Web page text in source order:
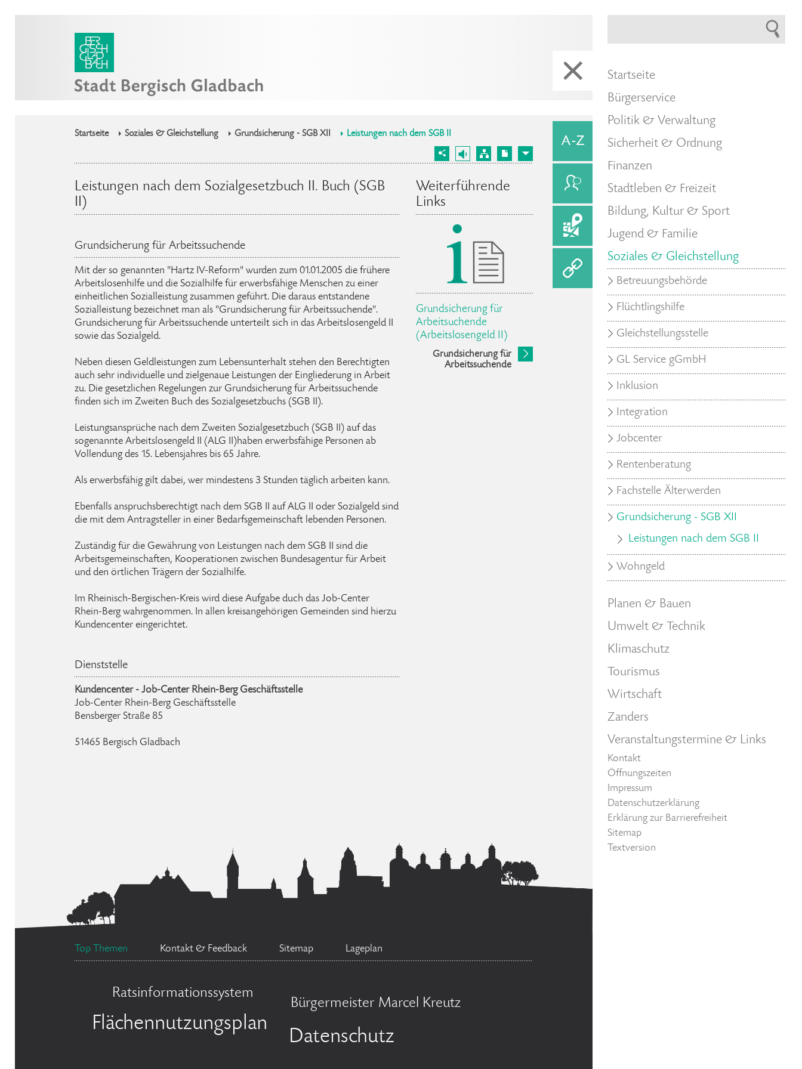
Startseite Soziales & Gleichstellung Grundsicherung - SGB XII Leistungen nach dem SGB II
Leistungen nach dem Sozialgesetzbuch II. Buch (SGB
II)
Grundsicherung für Arbeitssuchende
Mit der so genannten "Hartz IV-Reform" wurden zum 01.01.2005 die frühere
Arbeitslosenhilfe und die Sozialhilfe für erwerbsfähige Menschen zu einer
einheitlichen Sozialleistung zusammen geführt. Die daraus entstandene
Sozialleistung bezeichnet man als "Grundsicherung für Arbeitssuchende".
Grundsicherung für Arbeitssuchende unterteilt sich in das Arbeitslosengeld II
sowie das Sozialgeld.
Neben diesen Geldleistungen zum Lebensunterhalt stehen den Berechtigten
auch sehr individuelle und zielgenaue Leistungen der Eingliederung in Arbeit
zu. Die gesetzlichen Regelungen zur Grundsicherung für Arbeitssuchende
finden sich im Zweiten Buch des Sozialgesetzbuchs (SGB II).
Leistungsansprüche nach dem Zweiten Sozialgesetzbuch (SGB II) auf das
sogenannte Arbeitslosengeld II (ALG II)haben erwerbsfähige Personen ab
Vollendung des 15. Lebensjahres bis 65 Jahre.
Als erwerbsfähig gilt dabei, wer mindestens 3 Stunden täglich arbeiten kann.
Ebenfalls anspruchsberechtigt nach dem SGB II auf ALG II oder Sozialgeld sind
die mit dem Antragsteller in einer Bedarfsgemeinschaft lebenden Personen.
Zuständig für die Gewährung von Leistungen nach dem SGB II sind die
Arbeitsgemeinschaften, Kooperationen zwischen Bundesagentur für Arbeit
und den örtlichen Trägern der Sozialhilfe.
Im Rheinisch-Bergischen-Kreis wird diese Aufgabe duch das Job-Center
Rhein-Berg wahrgenommen. In allen kreisangehörigen Gemeinden sind hierzu
Kundencenter eingerichtet.
Dienststelle
Kundencenter - Job-Center Rhein-Berg Geschäftsstelle
Job-Center Rhein-Berg Geschäftsstelle
Bensberger Straße 85
51465 Bergisch Gladbach
Weiterführende
Links
Grundsicherung für
Arbeitsuchende
(Arbeitslosengeld II)
Grundsicherung für
Arbeitssuchende
Top Themen Kontakt & Feedback Sitemap Lageplan
Ratsinformationssystem
Bürgermeister Marcel Kreutz
Flächennutzungsplan
Datenschutz
Startseite
Bürgerservice
Politik & Verwaltung
Sicherheit & Ordnung
Finanzen
Stadtleben & Freizeit
Bildung, Kultur & Sport
Jugend & Familie
Soziales & Gleichstellung
Betreuungsbehörde
Flüchtlingshilfe
Gleichstellungsstelle
GL Service gGmbH
Inklusion
Integration
Jobcenter
Rentenberatung
Fachstelle Älterwerden
Grundsicherung - SGB XII
Leistungen nach dem SGB II
Wohngeld
Planen & Bauen
Umwelt & Technik
Klimaschutz
Tourismus
Wirtschaft
Zanders
Veranstaltungstermine & Links
Kontakt
Öffnungszeiten
Impressum
Datenschutzerklärung
Erklärung zur Barrierefreiheit
Sitemap
Textversion